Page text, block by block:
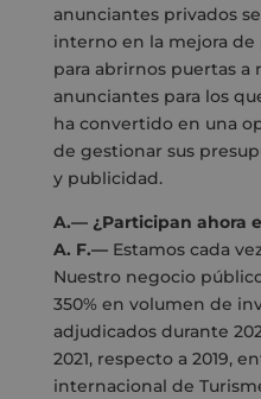
anunciantes privados
interno en la mejora de
para abrirnos puertas a
anunciantes para los
ha convertido en una
de gestionar sus
y publicidad.
A.— ¿Participan ahora
A. F.—Estamos cada
Nuestro negocio
350% en volumen de
adjudicados durante
2021, respecto a 2019,
internacional de